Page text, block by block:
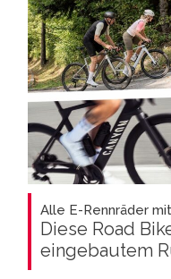
Alle E-Rennräder
Diese Road
eingebautem